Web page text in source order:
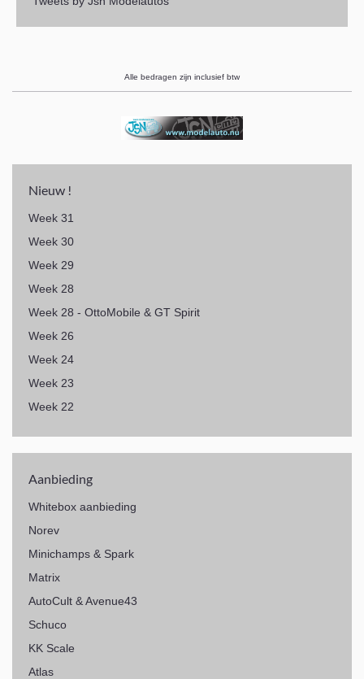
Alle bedragen zijn inclusief btw
Nieuw !
Week 31
Week 30
Week 29
Week 28
Week 28 - OttoMobile & GT Spirit
Week 26
Week 24
Week 23
Week 22
Aanbieding
Whitebox aanbieding
Norev
Minichamps & Spark
Matrix
AutoCult & Avenue43
Schuco
KK Scale
Atlas